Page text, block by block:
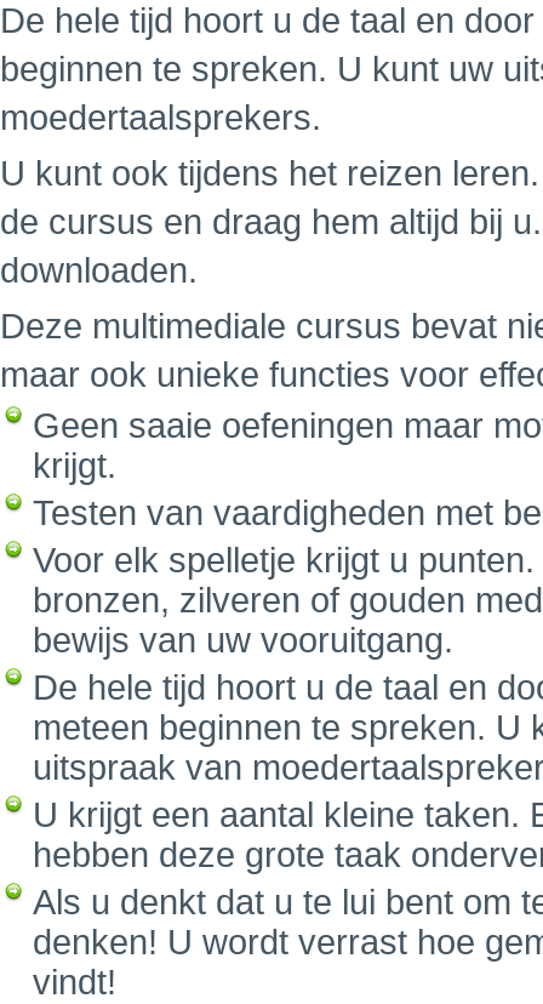
De hele tijd hoort u de taal en
beginnen te spreken. U kunt uw
moedertaalsprekers.
U kunt ook tijdens het reizen
de cursus en draag hem altijd bij
downloaden.
Deze multimediale cursus bevat
maar ook unieke functies voor
Geen saaie oefeningen maar
krijgt.
Testen van vaardigheden met
Voor elk spelletje krijgt u
bronzen, zilveren of gouden
bewijs van uw vooruitgang.
De hele tijd hoort u de taal en
meteen beginnen te spreken. U
uitspraak van
U krijgt een aantal kleine taken.
hebben deze grote taak
Als u denkt dat u te lui bent om
denken! U wordt verrast hoe
vindt!